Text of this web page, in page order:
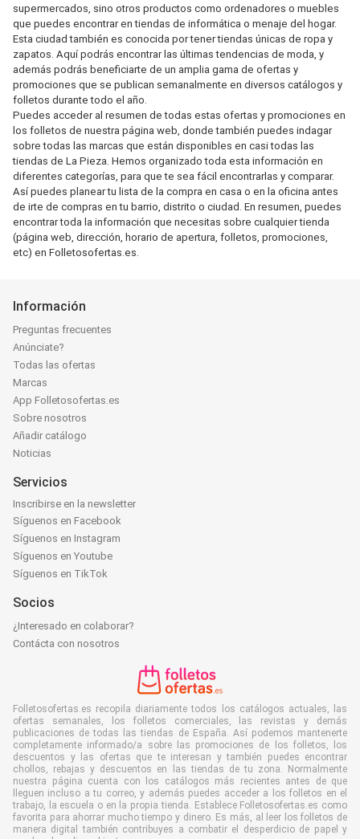
supermercados, sino otros productos como ordenadores o muebles
que puedes encontrar en tiendas de informática o menaje del hogar.
Esta ciudad también es conocida por tener tiendas únicas de ropa y
zapatos. Aquí podrás encontrar las últimas tendencias de moda, y
además podrás beneficiarte de un amplia gama de ofertas y
promociones que se publican semanalmente en diversos catálogos y
folletos durante todo el año.
Puedes acceder al resumen de todas estas ofertas y promociones en
los folletos de nuestra página web, donde también puedes indagar
sobre todas las marcas que están disponibles en casi todas las
tiendas de La Pieza. Hemos organizado toda esta información en
diferentes categorías, para que te sea fácil encontrarlas y comparar.
Así puedes planear tu lista de la compra en casa o en la oficina antes
de irte de compras en tu barrio, distrito o ciudad. En resumen, puedes
encontrar toda la información que necesitas sobre cualquier tienda
(página web, dirección, horario de apertura, folletos, promociones,
etc) en Folletosofertas.es.
Información
Preguntas frecuentes
Anúnciate?
Todas las ofertas
Marcas
App Folletosofertas.es
Sobre nosotros
Añadir catálogo
Noticias
Servicios
Inscribirse en la newsletter
Síguenos en Facebook
Síguenos en Instagram
Síguenos en Youtube
Síguenos en TikTok
Socios
¿Interesado en colaborar?
Contácta con nosotros
Folletosofertas.es recopila diariamente todos los catálogos actuales, las
ofertas semanales, los folletos comerciales, las revistas y demás
publicaciones de todas las tiendas de España. Así podemos mantenerte
completamente informado/a sobre las promociones de los folletos, los
descuentos y las ofertas que te interesan y también puedes encontrar
chollos, rebajas y descuentos en las tiendas de tu zona. Normalmente
nuestra página cuenta con los catálogos más recientes antes de que
lleguen incluso a tu correo, y además puedes acceder a los folletos en el
trabajo, la escuela o en la propia tienda. Establece Folletosofertas.es como
favorita para ahorrar mucho tiempo y dinero. Es más, al leer los folletos de
manera digital también contribuyes a combatir el desperdicio de papel y